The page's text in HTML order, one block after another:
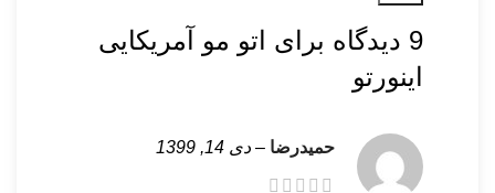
9 دیدگاه برای
اتو مو آمریکایی
اینورتو
حمیدرضا – دی 14, 1399